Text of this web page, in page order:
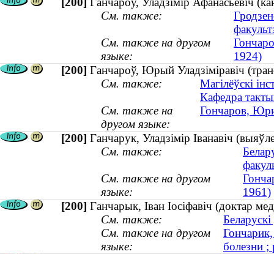
См. также:
См. также на другом
языке:
1924)
[200] Ганчароў, Юрый Уладзіміравіч
См. также:
Магілёўскі
Кафедра
См. также на
другом языке:
Гончаров,
[200] Ганчарук, Уладзімір Іванавіч
См. также:
См. также на другом
языке:
1961)
[200] Ганчарык, Іван Іосіфавіч (доктар
См. также:
См. также на другом
языке:
болезни ;